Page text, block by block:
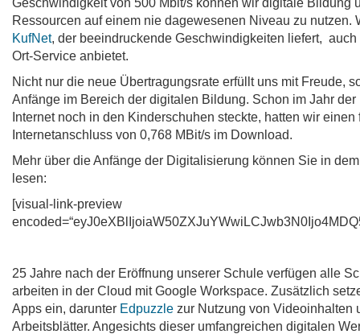
Geschwindigkeit von 500 Mbit/s können wir digitale Bildung
Ressourcen auf einem nie dagewesenen Niveau zu nutzen.
KufNet, der beeindruckende Geschwindigkeiten liefert,
Ort-Service anbietet.
Nicht nur die neue Übertragungsrate erfüllt uns mit Freude,
Anfänge im Bereich der digitalen Bildung. Schon im Jahr
Internet noch in den Kinderschuhen steckte, hatten wir
Internetanschluss von 0,768 MBit/s im Download.
Mehr über die Anfänge der Digitalisierung können Sie in
lesen:
[visual-link-preview
25 Jahre nach der Eröffnung unserer Schule verfügen alle
arbeiten in der Cloud mit Google Workspace. Zusätzlich
Apps ein, darunter Edpuzzle zur Nutzung von Videoinhalten
Arbeitsblätter. Angesichts dieser umfangreichen digitalen